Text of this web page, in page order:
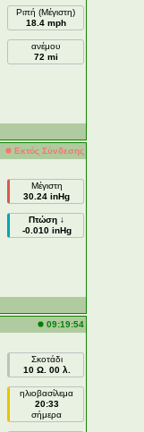
Ριπή (Μέγιστη)
18.4 mph
ανέμου
72 mi
Εκτός Σύνδεσης
Μέγιστη
30.24 inHg
Πτώση ↓
-0.010 inHg
09:19:54
Σκοτάδι
10 Ω. 00 λ.
ηλιοβασίλεμα
20:33
σήμερα